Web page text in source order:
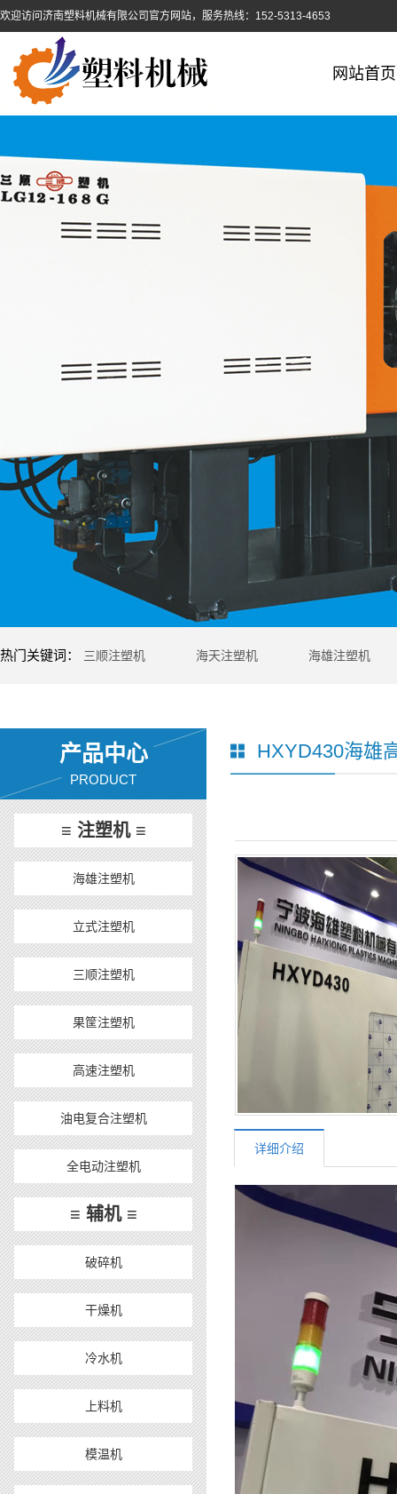
欢迎访问济南塑料机械有限公司官方网站，服务热线：152-5313-4653
网站首页
热门关键词： 三顺注塑机 海天注塑机 海雄注塑机
产品中心
PRODUCT
≡ 注塑机 ≡
海雄注塑机
立式注塑机
三顺注塑机
果筐注塑机
高速注塑机
油电复合注塑机
全电动注塑机
≡ 辅机 ≡
破碎机
干燥机
冷水机
上料机
模温机
HXYD430海雄
详细介绍